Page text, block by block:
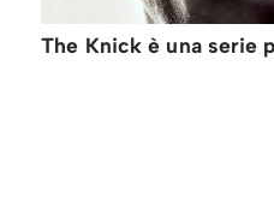
The Knick è una serie